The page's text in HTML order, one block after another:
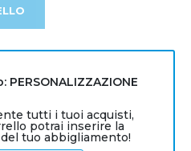
PERSONALIZZAZIONE
tutti i tuoi acquisti,
potrai inserire la
tuo abbigliamento!